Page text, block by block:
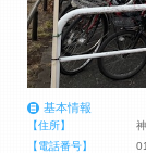
基本情報
【住所】
【電話番号】